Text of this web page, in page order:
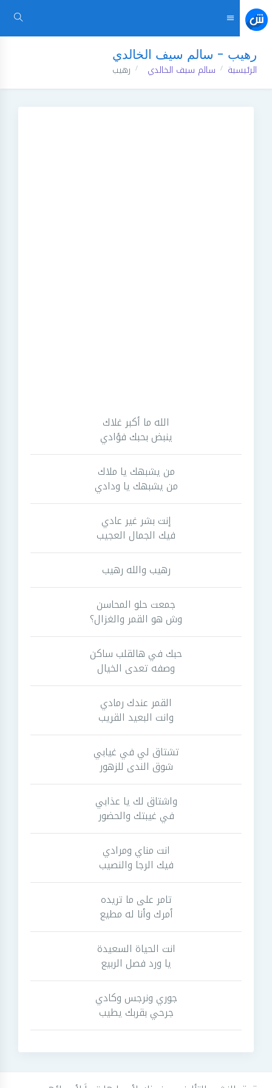
رهيب - سالم سيف الخالدي
الرئيسية سالم سيف الخالدي رهيب
الله ما أكبر غلاك
ينبض بحبك فؤادي
من يشبهك يا ملاك
من يشبهك يا ودادي
إنت بشر غير عادي
فيك الجمال العجيب
رهيب والله رهيب
جمعت حلو المحاسن
وش هو القمر والغزال؟
حبك في هالقلب ساكن
وصفه تعدى الخيال
القمر عندك رمادي
وانت البعيد القريب
تشتاق لي في غيابي
شوق الندى للزهور
واشتاق لك يا عذابي
في غيبتك والحضور
انت مناي ومرادي
فيك الرجا والنصيب
تامر على ما تريده
أمرك وأنا له مطيع
انت الحياة السعيدة
يا ورد فصل الربيع
جوري ونرجس وكادي
جرحي بقربك يطيب